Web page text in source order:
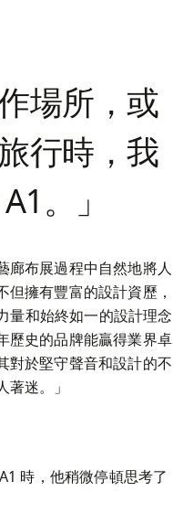
場所，或
行時，我
。」
廊布展過程中自然地將人
擁有豐富的設計資歷，
和始終如一的設計理念
歷史的品牌能贏得業界卓
對於堅守聲音和設計的不
迷。」
時，他稍微停頓思考了